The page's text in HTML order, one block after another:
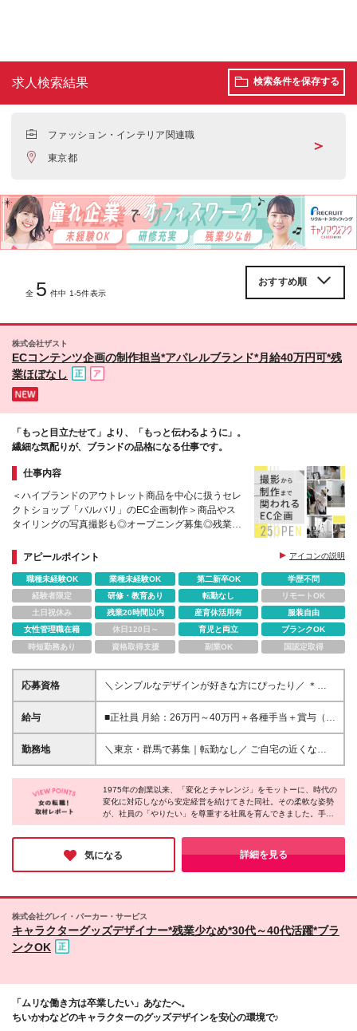
求人検索結果 検索条件を保存する
ファッション・インテリア関連職
東京都
＞
全 5 件中 1-5件表示
株式会社ザスト
ECコンテンツ企画の制作担当*アパレルブランド*月給40万円可*残
業ほぼなし
「もっと目立たせて」より、「もっと伝わるように」。
繊細な気配りが、ブランドの品格になる仕事です。
仕事内容
＜ハイブランドのアウトレット商品を中心に扱うセレ
クトショップ「バルバリ」のEC企画制作＞商品やス
タイリングの写真撮影も◎オープニング募集◎残業ほ
アピールポイント
アイコンの説明
職種未経験OK 業種未経験OK 第二新卒OK
学歴不問
経験者限定
研修・教育あり 転勤なし
リモートOK
土日祝休み
残業20時間以内 産育休活用有
服装自由
女性管理職在籍
休日120日～ 育児と両立
ブランクOK
時短勤務あり
資格取得支援 副業OK 国認定取得
応募資格
＼シンプルなデザインが好きな方にぴったり／ ＊
Photoshop Illustratorなどのデザインツールを使用で
きる方 ＊WEBデザインの実務経験がある方、または
です！＞ ◎自分のアイデアや行動で「会社が変わっ
ていく手応え」を感じたい方 ◎企画や撮影など、
裏側や仕組み全体を知ることに魅力を感じる方
給与
■正社員 月給：26万円～40万円＋各種手当＋賞与（年
2回/6月・12月） ※※みなし残業代金20時間分／3万
円～の金額が含まれております。超過分は別途支給。
時給：1500円～2000円 ※残業代は全額支給いたしま
す。 ※基本給は経験・スキルなどを考慮の上決定いた
します ※正社員・パートいずれも試用期間は3か月
勤務地
＼東京・群馬で募集｜転勤なし／ ご自宅の近くな
ど、希望を考慮し勤務地を決定します！ 【本部】 群
馬県桐生市広沢町2-3037-2 【日本橋オフィス】 東京
都中央区日本橋人形町 人形町店3階 (変更の範囲)上記
を除く当社関連勤務地
1975年の創業以来、「変化とチャレンジ」をモットーに、時代の
変化に対応しながら安定経営を続けてきた同社。その柔軟な姿勢
が、社員の「やりたい」を尊重する社風を育んできました。手を
挙げれば新しいことにどんどん挑戦できる環境があり、実際に社
員同士のコミュニケーションも活発で、風通しの良い職場が魅力
です。明るく、前向きな雰囲気の中で、働くことを楽しみながら
成長したい方にぴったりの企業です。
気になる 詳細を見る
株式会社グレイ・パーカー・サービス
キャラクターグッズデザイナー*残業少なめ*30代～40代活躍*ブラ
ンクOK
「ムリな働き方は卒業したい」あなたへ。
ちいかわなどのキャラクターのグッズデザインを安心の環境で♪